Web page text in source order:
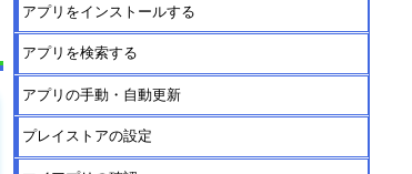
アプリをインストールする
アプリを検索する
アプリの手動・自動更新
プレイストアの設定